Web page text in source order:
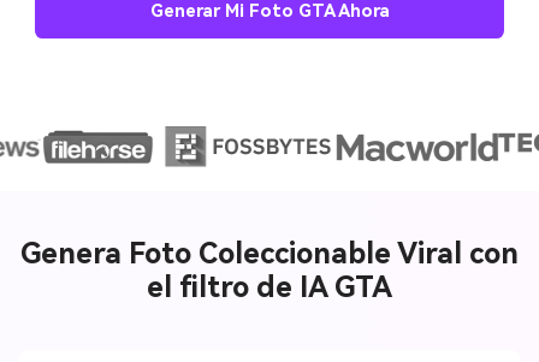
Generar Mi Foto GTA Ahora
Genera Foto Coleccionable Viral con
el filtro de IA GTA